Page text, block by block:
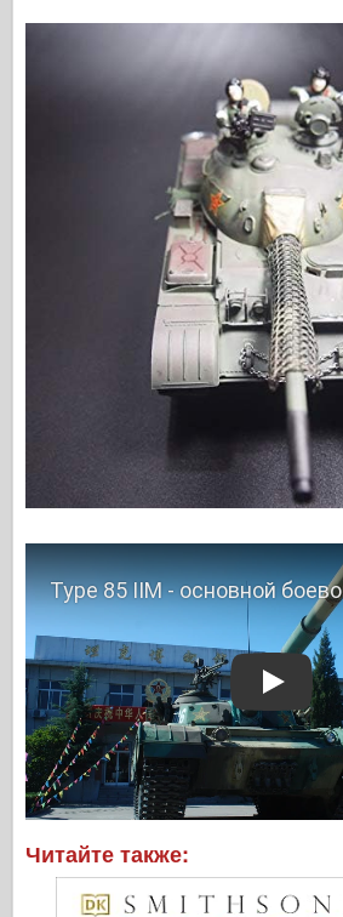
Play
Читайте также: